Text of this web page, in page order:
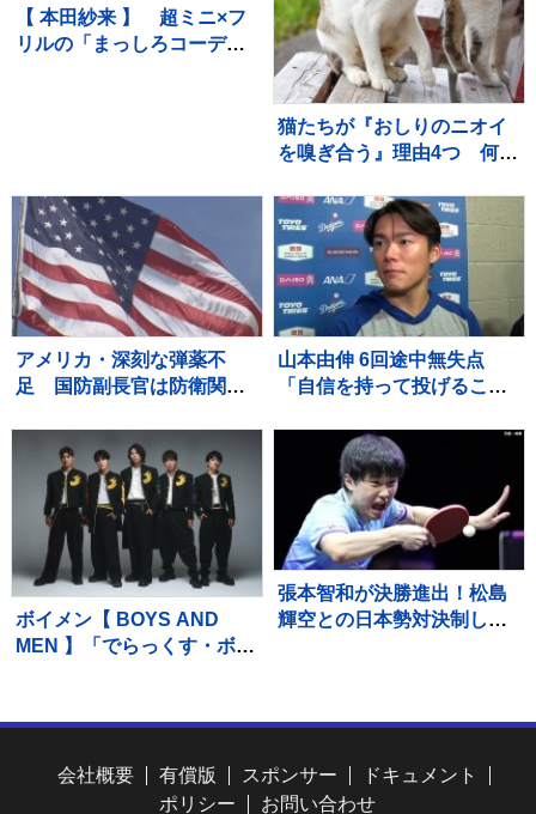
【 本田紗来 】 超ミニ×フ
リルの「まっしろコーデ」
猫たちが『おしりのニオイ
を嗅ぎ合う』理由4つ 何を
つ意味を解説
アメリカ・深刻な弾薬不
足 国防副長官は防衛関連
山本由伸 6回途中無失点
「自信を持って投げること
ームの連敗ストップ「みん
なの気持ちが1つになった」
ボイメン【 BOYS AND
MEN 】「でらっくす・ボー
現在は来年3月末まで移行期
のSNS上で一斉に発表
張本智和が決勝進出！松島
輝空との日本勢対決制し兄
会社概要 有償版 スポンサー
ドキュメント
ポリシー
お問い合わせ